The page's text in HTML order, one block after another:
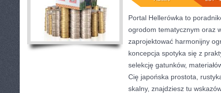
Portal Hellerówka to
ogrodom tematycznym oraz
zaprojektować harmonijny
koncepcja spotyka się z
selekcję gatunków,
Cię japońska prostota,
skalny, znajdziesz tu